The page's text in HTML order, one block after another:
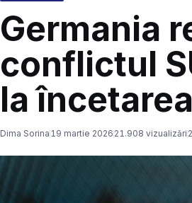
Germania
conflictul
la
Dima Sorina 19 martie 2026 21.908 vizualizări